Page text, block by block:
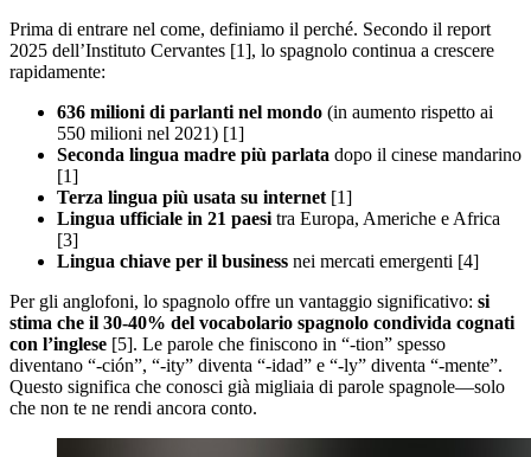
Prima di entrare nel come, definiamo il perché. Secondo il report
2025 dell’Instituto Cervantes [1], lo spagnolo continua a crescere
rapidamente:
636 milioni di parlanti nel mondo (in aumento rispetto ai
550 milioni nel 2021) [1]
Seconda lingua madre più parlata dopo il cinese mandarino
[1]
Terza lingua più usata su internet [1]
Lingua ufficiale in 21 paesi tra Europa, Americhe e Africa
[3]
Lingua chiave per il business nei mercati emergenti [4]
Per gli anglofoni, lo spagnolo offre un vantaggio significativo: si
stima che il 30-40% del vocabolario spagnolo condivida cognati
con l’inglese [5]. Le parole che finiscono in “-tion” spesso
diventano “-ción”, “-ity” diventa “-idad” e “-ly” diventa “-mente”.
Questo significa che conosci già migliaia di parole spagnole—solo
che non te ne rendi ancora conto.